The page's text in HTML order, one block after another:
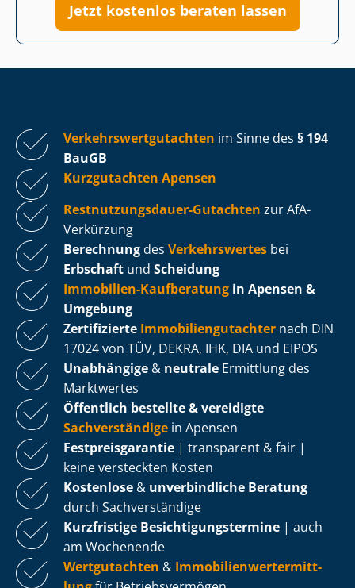
Jetzt kostenlos beraten lassen
Ver­kehrs­wert­gut­ach­ten im Sinne des § 194
BauGB
Kurzgutachten Apensen
Rest­nut­zungs­dau­er-Gutachten zur AfA-
Verkürzung
Berechnung des Verkehrswertes bei
Erbschaft und Scheidung
Immobilien-Kaufberatung in Apensen &
Umgebung
Zertifizierte Im­mo­bi­li­en­gut­ach­ter nach DIN
17024 von TÜV, DEKRA, IHK, DIA und EIPOS
Unabhängige & neutrale Ermittlung des
Marktwertes
Öffentlich bestellte & vereidigte
Sachverständige in Apensen
Fest­preis­ga­ran­tie | transparent & fair |
keine versteckten Kosten
Kostenlose & unverbindliche Beratung
durch Sachverständige
Kurzfristige Be­sich­ti­gungs­ter­mi­ne | auch
am Wochenende
Wertgutachten & Im­mo­bi­li­en­wert­ermitt­